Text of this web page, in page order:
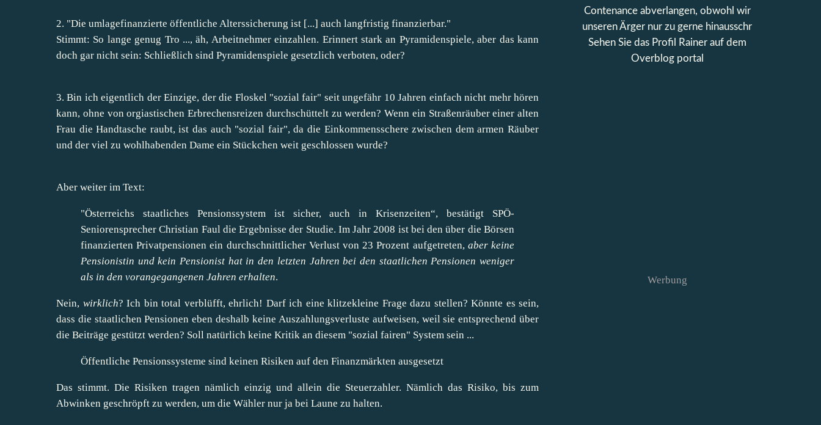
2. "Die umlagefinanzierte öffentliche Alterssicherung ist [...] auch langfristig finanzierbar."
Stimmt: So lange genug Tro ..., äh, Arbeitnehmer einzahlen. Erinnert stark an Pyramidenspiele, aber das kann
doch gar nicht sein: Schließlich sind Pyramidenspiele gesetzlich verboten, oder?
3. Bin ich eigentlich der Einzige, der die Floskel "sozial fair" seit ungefähr 10 Jahren einfach nicht mehr hören
kann, ohne von orgiastischen Erbrechensreizen durchschüttelt zu werden? Wenn ein Straßenräuber einer alten
Frau die Handtasche raubt, ist das auch "sozial fair", da die Einkommensschere zwischen dem armen Räuber
und der viel zu wohlhabenden Dame ein Stückchen weit geschlossen wurde?
Aber weiter im Text:
"Österreichs staatliches Pensionssystem ist sicher, auch in Krisenzeiten“, bestätigt SPÖ-
Seniorensprecher Christian Faul die Ergebnisse der Studie. Im Jahr 2008 ist bei den über die Börsen
finanzierten Privatpensionen ein durchschnittlicher Verlust von 23 Prozent aufgetreten, aber keine
Pensionistin und kein Pensionist hat in den letzten Jahren bei den staatlichen Pensionen weniger
als in den vorangegangenen Jahren erhalten.
Nein, wirklich? Ich bin total verblüfft, ehrlich! Darf ich eine klitzekleine Frage dazu stellen? Könnte es sein,
dass die staatlichen Pensionen eben deshalb keine Auszahlungsverluste aufweisen, weil sie entsprechend über
die Beiträge gestützt werden? Soll natürlich keine Kritik an diesem "sozial fairen" System sein ...
Öffentliche Pensionssysteme sind keinen Risiken auf den Finanzmärkten ausgesetzt
Das stimmt. Die Risiken tragen nämlich einzig und allein die Steuerzahler. Nämlich das Risiko, bis zum
Abwinken geschröpft zu werden, um die Wähler nur ja bei Laune zu halten.
Contenance abverlangen, obwohl wir
unseren Ärger nur zu gerne hinausschr
Sehen Sie das Profil
Rainerauf dem
Overblog portal
Werbung